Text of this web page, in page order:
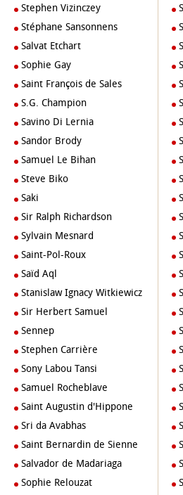
Stephen Vizinczey
Stéphane Sansonnens
Salvat Etchart
Sophie Gay
Saint François de Sales
S.G. Champion
Savino Di Lernia
Sandor Brody
Samuel Le Bihan
Steve Biko
Saki
Sir Ralph Richardson
Sylvain Mesnard
Saint-Pol-Roux
Saïd Aql
Stanislaw Ignacy Witkiewicz
Sir Herbert Samuel
Sennep
Stephen Carrière
Sony Labou Tansi
Samuel Rocheblave
Saint Augustin d'Hippone
Sri da Avabhas
Saint Bernardin de Sienne
Salvador de Madariaga
Sophie Relouzat